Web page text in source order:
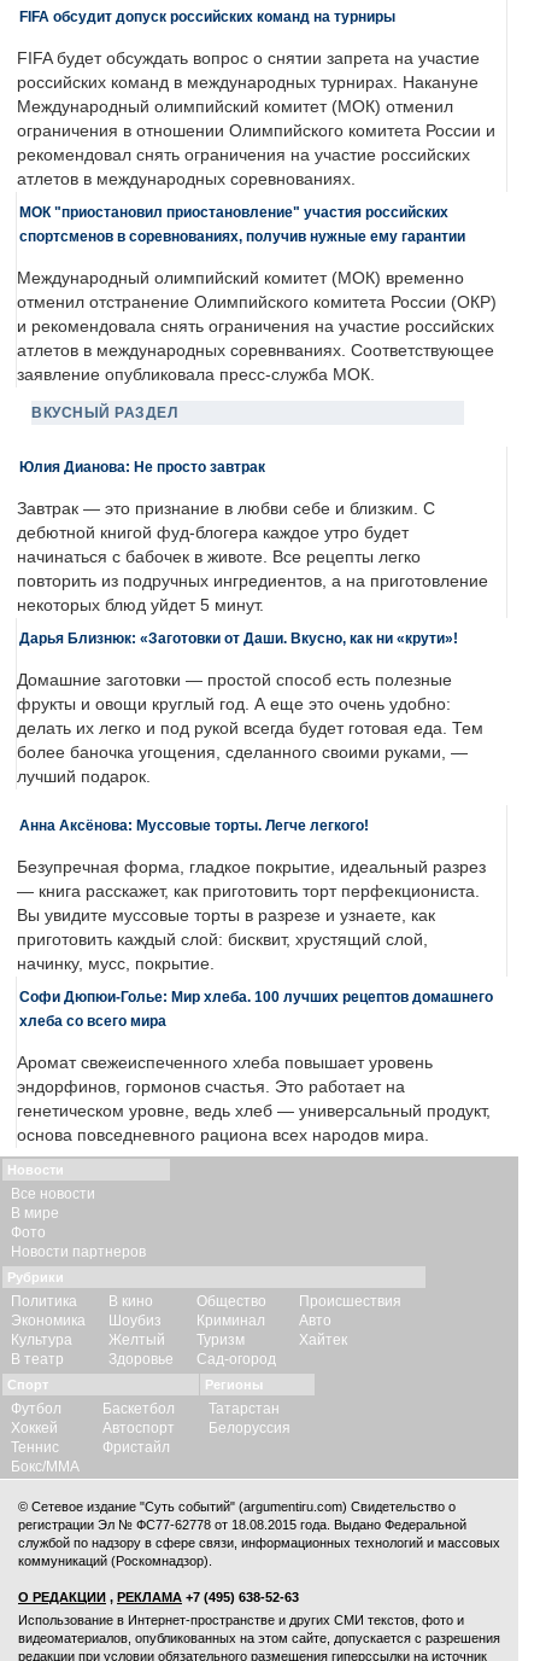
FIFA обсудит допуск российских команд на турниры
FIFA будет обсуждать вопрос о снятии запрета на участие
российских команд в международных турнирах. Накануне
Международный олимпийский комитет (МОК) отменил
ограничения в отношении Олимпийского комитета России и
рекомендовал снять ограничения на участие российских
атлетов в международных соревнованиях.
МОК "приостановил приостановление" участия российских
спортсменов в соревнованиях, получив нужные ему гарантии
Международный олимпийский комитет (МОК) временно
отменил отстранение Олимпийского комитета России (ОКР)
и рекомендовала снять ограничения на участие российских
атлетов в международных соревнваниях. Соответствующее
заявление опубликовала пресс-служба МОК.
ВКУСНЫЙ РАЗДЕЛ
Юлия Дианова: Не просто завтрак
Завтрак — это признание в любви себе и близким. С
дебютной книгой фуд-блогера каждое утро будет
начинаться с бабочек в животе. Все рецепты легко
повторить из подручных ингредиентов, а на приготовление
некоторых блюд уйдет 5 минут.
Дарья Близнюк: «Заготовки от Даши. Вкусно, как ни «крути»!
Домашние заготовки — простой способ есть полезные
фрукты и овощи круглый год. А еще это очень удобно:
делать их легко и под рукой всегда будет готовая еда. Тем
более баночка угощения, сделанного своими руками, —
лучший подарок.
Анна Аксёнова: Муссовые торты. Легче легкого!
Безупречная форма, гладкое покрытие, идеальный разрез
— книга расскажет, как приготовить торт перфекциониста.
Вы увидите муссовые торты в разрезе и узнаете, как
приготовить каждый слой: бисквит, хрустящий слой,
начинку, мусс, покрытие.
Софи Дюпюи-Голье: Мир хлеба. 100 лучших рецептов домашнего
хлеба со всего мира
Аромат свежеиспеченного хлеба повышает уровень
эндорфинов, гормонов счастья. Это работает на
генетическом уровне, ведь хлеб — универсальный продукт,
основа повседневного рациона всех народов мира.
Новости
Все новости
В мире
Фото
Новости партнеров
Рубрики
Политика
Экономика
Культура
В театр
В кино
Шоубиз
Желтый
Здоровье
Общество
Криминал
Туризм
Сад-огород
Происшествия
Авто
Хайтек
Спорт
Футбол
Хоккей
Теннис
Бокс/ММА
Баскетбол
Автоспорт
Фристайл
Регионы
Татарстан
Белоруссия
© Сетевое издание "Суть событий" (argumentiru.com) Свидетельство о
регистрации Эл № ФС77-62778 от 18.08.2015 года. Выдано Федеральной
службой по надзору в сфере связи, информационных технологий и массовых
коммуникаций (Роскомнадзор).
О РЕДАКЦИИ , РЕКЛАМА +7 (495) 638-52-63
Использование в Интернет-пространстве и других СМИ текстов, фото и
видеоматериалов, опубликованных на этом сайте, допускается с разрешения
редакции при условии обязательного размещения гиперссылки на источник